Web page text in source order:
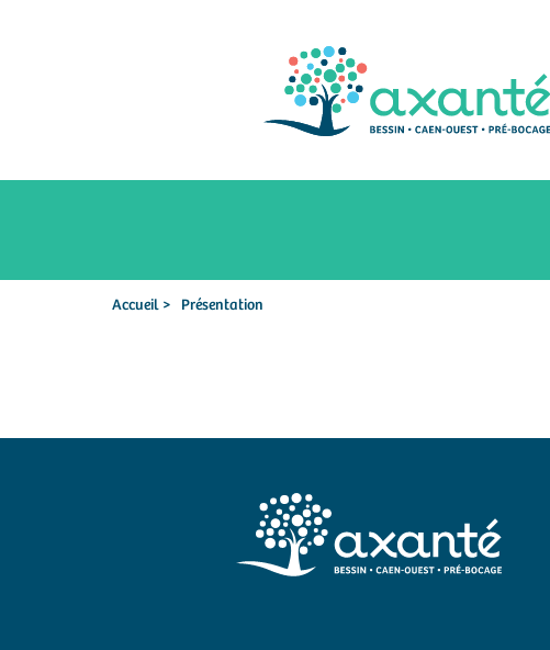
Accueil > Présentation